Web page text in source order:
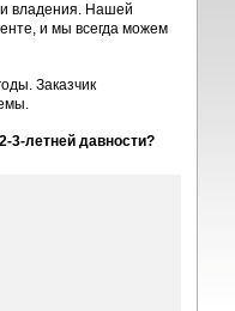
владения. Нашей
и мы всегда можем
Заказчик
3-летней давности?